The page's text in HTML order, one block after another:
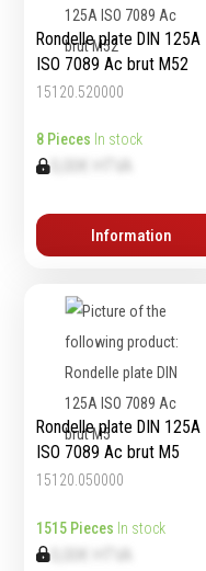
Rondelle plate DIN 125A
ISO 7089 Ac brut M52
15120.520000
8 Pieces In stock
0,00€ HTVA
Information
Rondelle plate DIN 125A
ISO 7089 Ac brut M5
15120.050000
1515 Pieces In stock
0,00€ HTVA